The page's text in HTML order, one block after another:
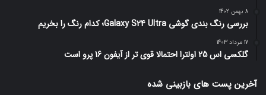
8 بهمن 1402
بررسی رنگ بندی گوشی Galaxy S24 Ultra؛ کدام رنگ را بخریم
17 مرداد 1403
گلکسی اس 25 اولترا احتمالا قوی تر از آیفون 16 پرو است
آخرین پست های بازبینی شده